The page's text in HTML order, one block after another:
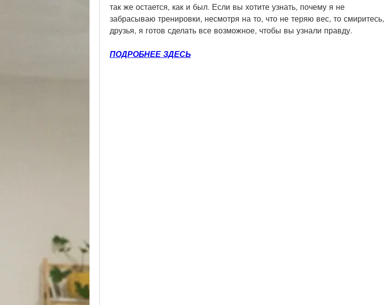
так же остается, как и был. Если вы хотите узнать, почему я не
забрасываю тренировки, несмотря на то, что не теряю вес, то смиритесь,
друзья, я готов сделать все возможное, чтобы вы узнали правду.
ПОДРОБНЕЕ ЗДЕСЬ